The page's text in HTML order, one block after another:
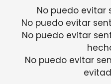
No puedo evitar
No puedo evitar
No puedo evitar
No puedo evitar